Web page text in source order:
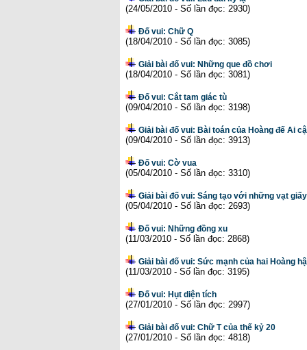
(24/05/2010 - Số lần đọc: 2930)
Đố vui: Chữ Q
(18/04/2010 - Số lần đọc: 3085)
Giải bài đố vui: Những que đồ chơi
(18/04/2010 - Số lần đọc: 3081)
Đố vui: Cắt tam giác tù
(09/04/2010 - Số lần đọc: 3198)
Giải bài đố vui: Bài toán của Hoàng đế Ai
(09/04/2010 - Số lần đọc: 3913)
Đố vui: Cờ vua
(05/04/2010 - Số lần đọc: 3310)
Giải bài đố vui: Sáng tạo với những vạt
(05/04/2010 - Số lần đọc: 2693)
Đố vui: Những đồng xu
(11/03/2010 - Số lần đọc: 2868)
Giải bài đố vui: Sức mạnh của hai Hoàng
(11/03/2010 - Số lần đọc: 3195)
Đố vui: Hụt diện tích
(27/01/2010 - Số lần đọc: 2997)
Giải bài đố vui: Chữ T của thế kỷ 20
(27/01/2010 - Số lần đọc: 4818)